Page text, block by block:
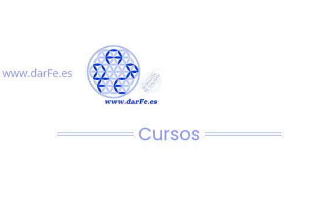
www.darFe.es
Cursos